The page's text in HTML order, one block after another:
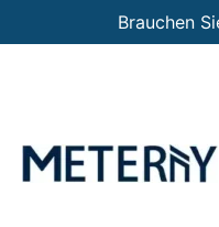
Inhalt
Brauchen